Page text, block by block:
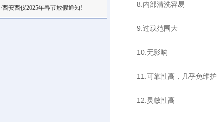
·西安西仪2025年春节放假通知! 8.内部清洗容易
9.过载范围大
10.无影响
11.可靠性高，几乎免维护
12.灵敏性高